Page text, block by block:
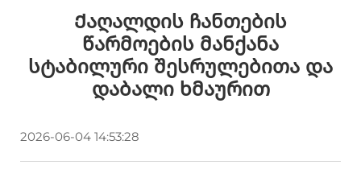
Აპლიკაციები
Კომპანია
Კონტაქტი
Ქაღალდის Ჩანთების
Წარმოების Მანქანა
Სტაბილური Შესრულებითა Და
Დაბალი Ხმაურით
2026-06-04 14:53:28